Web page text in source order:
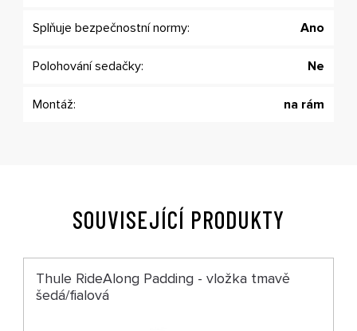
Splňuje bezpečnostní normy: Ano
Polohování sedačky: Ne
Montáž: na rám
SOUVISEJÍCÍ PRODUKTY
Thule RideAlong Padding - vložka tmavě
šedá/fialová